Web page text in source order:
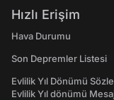
Hızlı Erişim
Hava Durumu
Son Depremler Listesi
Evlilik Yıl Dönümü
Evlilik Yıl dönümü